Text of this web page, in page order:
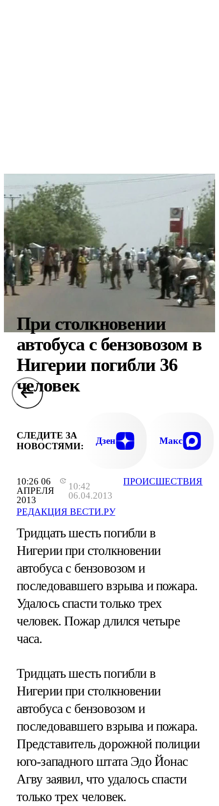
10:26 06
АПРЕЛЯ
2013
10:42
06.04.2013
РЕДАКЦИЯ ВЕСТИ.РУ
ПРОИСШЕСТВИЯ
При столкновении
автобуса с бензовозом в
Нигерии погибли 36
человек
СЛЕДИТЕ ЗА
НОВОСТЯМИ:
Дзен Макс
Тридцать шесть погибли в
Нигерии при столкновении
автобуса с бензовозом и
последовавшего взрыва и пожара.
Удалось спасти только трех
человек. Пожар длился четыре
часа.
Тридцать шесть погибли в
Нигерии при столкновении
автобуса с бензовозом и
последовавшего взрыва и пожара.
Представитель дорожной полиции
юго-западного штата Эдо Йонас
Агву заявил, что удалось спасти
только трех человек.